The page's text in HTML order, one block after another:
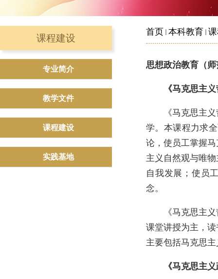
课程建设
专业简介
教学文件
课程建设
实践基地
首页 本科教育
思想政治教育（
《马克思主
《马克思主
学。本课程力求
论，使员工掌握
主义自然观与唯
自我发展；使员
念。
《马克思主
课堂讲授为主，
主要包括马克思
《马克思主